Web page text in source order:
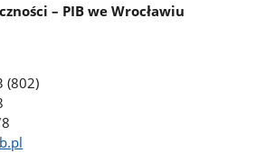
– PIB we Wrocławiu
(802)